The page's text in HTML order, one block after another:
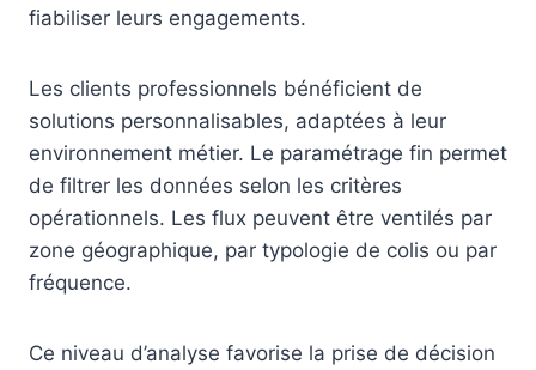
fiabiliser leurs engagements.
Les clients professionnels bénéficient de
solutions personnalisables, adaptées à leur
environnement métier. Le paramétrage fin permet
de filtrer les données selon les critères
opérationnels. Les flux peuvent être ventilés par
zone géographique, par typologie de colis ou par
fréquence.
Ce niveau d’analyse favorise la prise de décision